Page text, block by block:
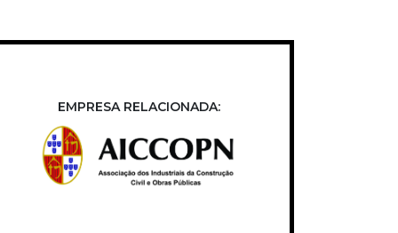
EMPRESA RELACIONADA: